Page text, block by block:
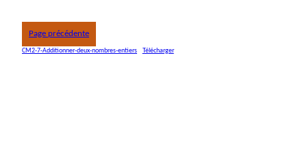
Page précédente
CM2-7-Additionner-deux-nombres-entiers Télécharger